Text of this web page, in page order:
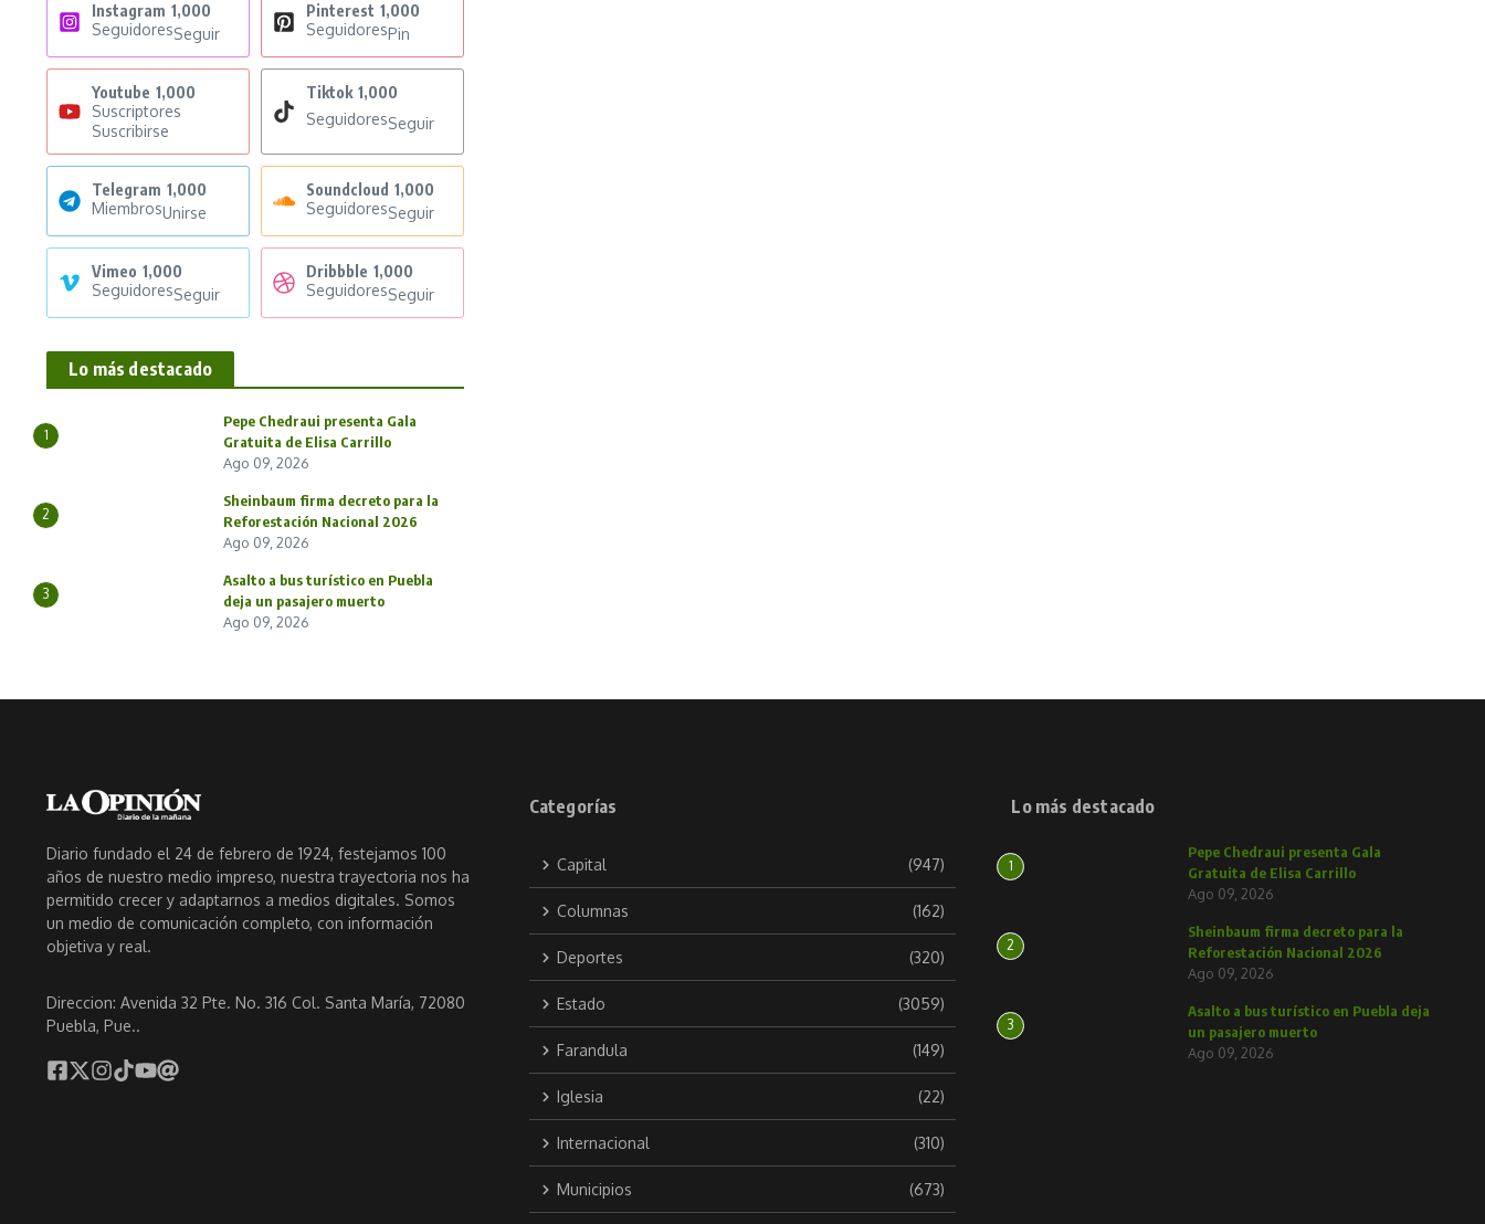
Instagram 1,000
SeguidoresSeguir
Pinterest 1,000
SeguidoresPin
Youtube 1,000
Suscriptores
Suscribirse
Tiktok 1,000
SeguidoresSeguir
Telegram 1,000
MiembrosUnirse
Soundcloud 1,000
SeguidoresSeguir
Vimeo 1,000
SeguidoresSeguir
Dribbble 1,000
SeguidoresSeguir
Lo más destacado
1
Pepe Chedraui presenta Gala
Gratuita de Elisa Carrillo
Ago 09, 2026
2
Sheinbaum firma decreto para la
Reforestación Nacional 2026
Ago 09, 2026
3
Asalto a bus turístico en Puebla
deja un pasajero muerto
Ago 09, 2026
Diario fundado el 24 de febrero de 1924, festejamos 100
años de nuestro medio impreso, nuestra trayectoria nos ha
permitido crecer y adaptarnos a medios digitales. Somos
un medio de comunicación completo, con información
objetiva y real.
Direccion: Avenida 32 Pte. No. 316 Col. Santa María, 72080
Puebla, Pue..
Categorías
Capital (947)
Columnas (162)
Deportes (320)
Estado (3059)
Farandula (149)
Iglesia (22)
Internacional (310)
Municipios (673)
Lo más destacado
1
Pepe Chedraui presenta Gala
Gratuita de Elisa Carrillo
Ago 09, 2026
2
Sheinbaum firma decreto para la
Reforestación Nacional 2026
Ago 09, 2026
3
Asalto a bus turístico en Puebla deja
un pasajero muerto
Ago 09, 2026